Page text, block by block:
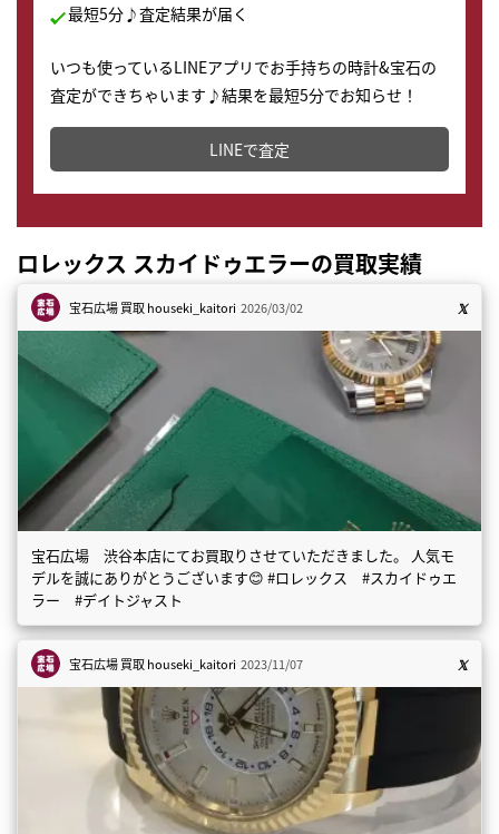
最短5分♪査定結果が届く
いつも使っているLINEアプリでお手持ちの時計&宝石の
査定ができちゃいます♪結果を最短5分でお知らせ！
どこからでもすぐに査定金額を知ることが出来ます。
LINEで査定
ロレックス スカイドゥエラーの買取実績
宝石広場 買取houseki_kaitori 2026/03/02
宝石広場 渋谷本店にてお買取りさせていただきました。 人気モ
デルを誠にありがとうございます😊 #ロレックス #スカイドゥエ
ラー #デイトジャスト
宝石広場 買取houseki_kaitori 2023/11/07